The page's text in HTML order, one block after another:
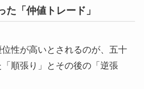
た「仲値トレード」
性が高いとされるのが、五十
順張り」とその後の「逆張